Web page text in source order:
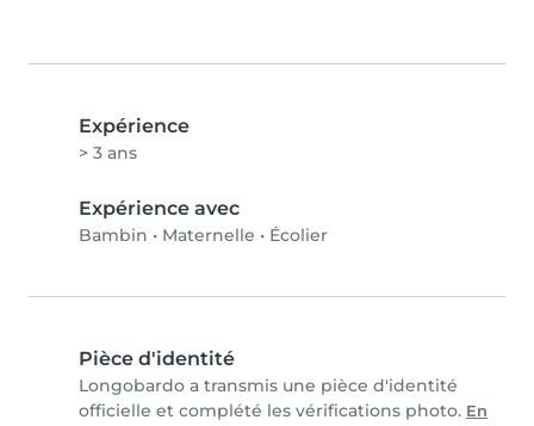
Expérience
> 3 ans
Expérience avec
Bambin • Maternelle • Écolier
Pièce d'identité
Longobardo a transmis une pièce d'identité
officielle et complété les vérifications photo. En